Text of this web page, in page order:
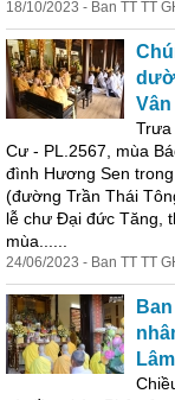
18/10/2023 - Ban TT TT
Vân
Trưa
Cư - PL.2567, mùa
đình Hương Sen
(đường Trần Thái
lễ chư Đại đức Tăng,
mùa......
24/06/2023 - Ban TT TT
Lâm